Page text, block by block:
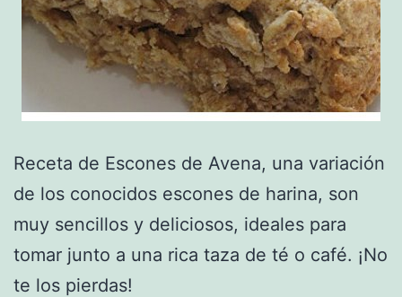
Receta de Escones de Avena, una variación
de los conocidos escones de harina, son
muy sencillos y deliciosos, ideales para
tomar junto a una rica taza de té o café. ¡No
te los pierdas!